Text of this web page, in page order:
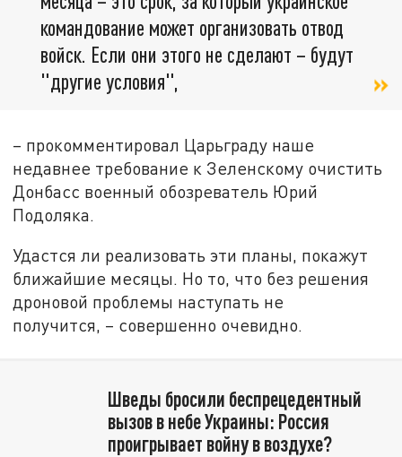
командование может организовать отвод
войск. Если они этого не сделают – будут
"другие условия",
– прокомментировал Царьграду наше
недавнее требование к Зеленскому очистить
Донбасс военный обозреватель Юрий
Подоляка.
Удастся ли реализовать эти планы, покажут
ближайшие месяцы. Но то, что без решения
дроновой проблемы наступать не
получится, – совершенно очевидно.
Шведы бросили беспрецедентный
вызов в небе Украины: Россия
проигрывает войну в воздухе?